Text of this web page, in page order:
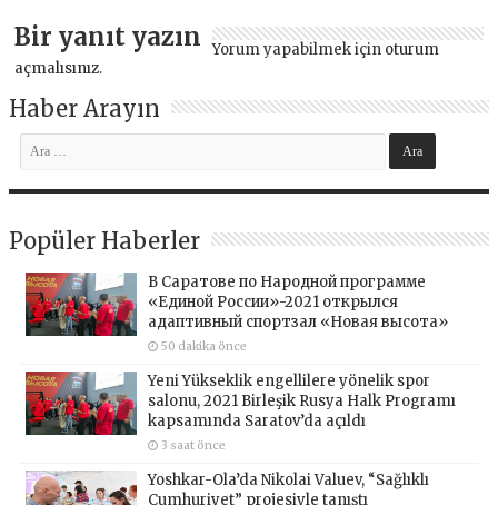
Bir yanıt yazın Yorum yapabilmek için oturum
açmalısınız.
Haber Arayın
Popüler Haberler
В Саратове по Народной программе
«Единой России»-2021 открылся
адаптивный спортзал «Новая высота»
50 dakika önce
Yeni Yükseklik engellilere yönelik spor
salonu, 2021 Birleşik Rusya Halk Programı
kapsamında Saratov’da açıldı
3 saat önce
Yoshkar-Ola’da Nikolai Valuev, “Sağlıklı
Cumhuriyet” projesiyle tanıştı